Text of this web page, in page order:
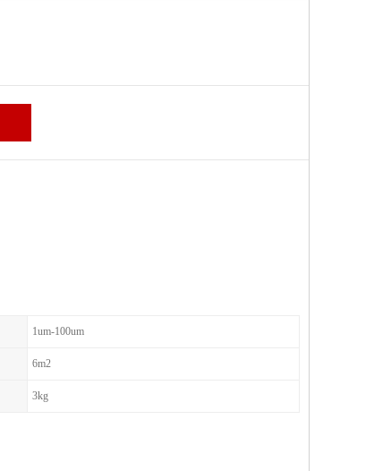
1um-100um
6m2
3kg